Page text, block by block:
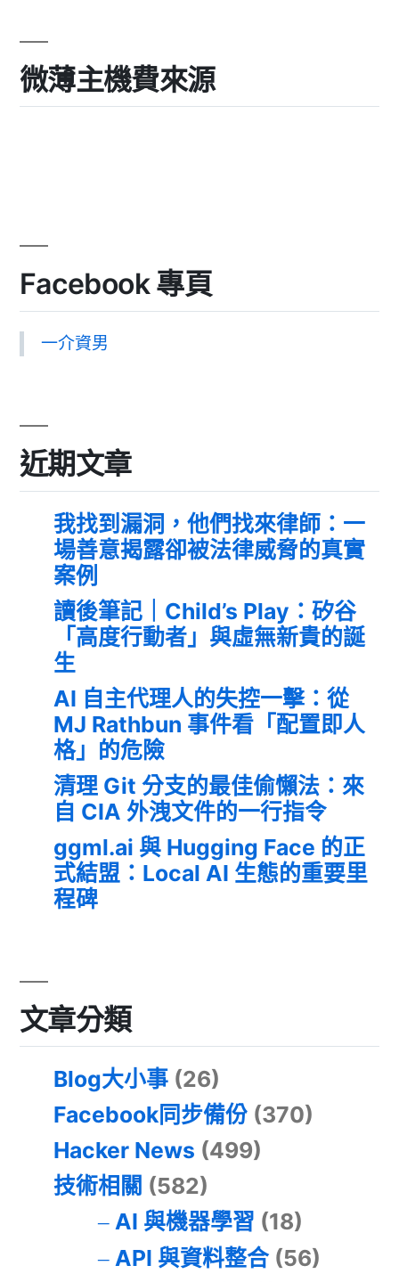
微薄主機費來源
Facebook 專頁
一介資男
近期文章
我找到漏洞，他們找來律師：一
場善意揭露卻被法律威脅的真實
案例
讀後筆記｜Child’s Play：矽谷
「高度行動者」與虛無新貴的誕
生
AI 自主代理人的失控一擊：從
MJ Rathbun 事件看「配置即人
格」的危險
清理 Git 分支的最佳偷懶法：來
自 CIA 外洩文件的一行指令
ggml.ai 與 Hugging Face 的正
式結盟：Local AI 生態的重要里
程碑
文章分類
Blog大小事 (26)
Facebook同步備份 (370)
Hacker News (499)
技術相關 (582)
AI 與機器學習 (18)
API 與資料整合(56)